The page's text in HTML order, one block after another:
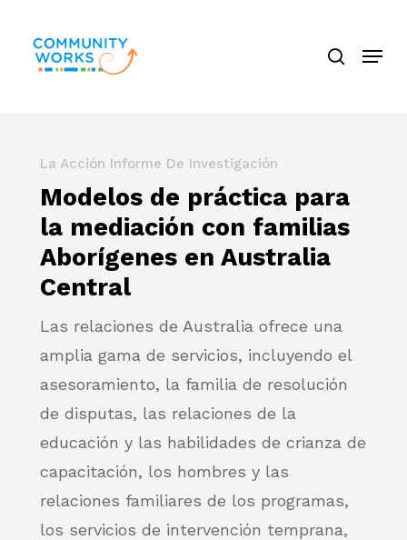
contenido
Menú
La Acción Informe De Investigación
Modelos de práctica para
la mediación con familias
Aborígenes en Australia
Central
Las relaciones de Australia ofrece una
amplia gama de servicios, incluyendo el
asesoramiento, la familia de resolución
de disputas, las relaciones de la
educación y las habilidades de crianza de
capacitación, los hombres y las
relaciones familiares de los programas,
los servicios de intervención temprana,